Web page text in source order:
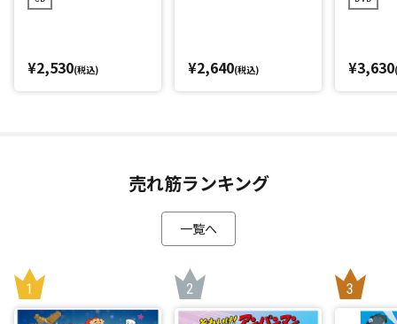
¥2,530(税込) ¥2,640(税込) ¥3,630
売れ筋ランキング
一覧へ